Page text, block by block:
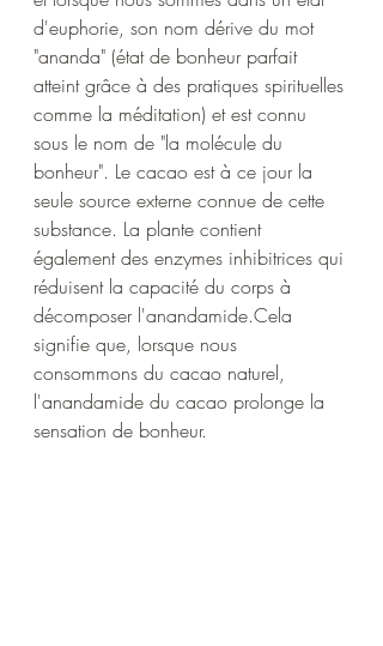
d'euphorie, son nom dérive du mot
"ananda" (état de bonheur parfait
atteint grâce à des pratiques spirituelles
comme la méditation) et est connu
sous le nom de "la molécule du
bonheur". Le cacao est à ce jour la
seule source externe connue de cette
substance. La plante contient
également des enzymes inhibitrices qui
réduisent la capacité du corps à
décomposer l'anandamide.Cela
signifie que, lorsque nous
consommons du cacao naturel,
l'anandamide du cacao prolonge la
sensation de bonheur.